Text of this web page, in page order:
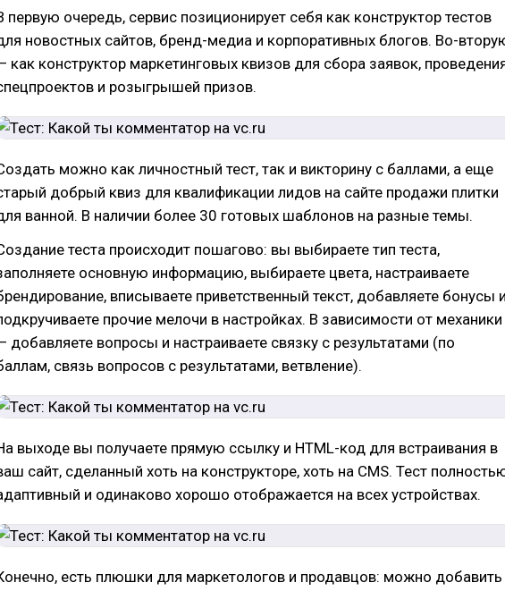
первую очередь, сервис позиционирует себя как конструктор тестов
новостных сайтов, бренд-медиа и корпоративных блогов. Во-
как конструктор маркетинговых квизов для сбора заявок,
и розыгрышей призов.
можно как личностный тест, так и викторину с баллами, а еще
добрый квиз для квалификации лидов на сайте продажи плитки
ванной. В наличии более 30 готовых шаблонов на разные темы.
теста происходит пошагово: вы выбираете тип теста,
основную информацию, выбираете цвета, настраиваете
вписываете приветственный текст, добавляете бонусы
прочие мелочи в настройках. В зависимости от механики
добавляете вопросы и настраиваете связку с результатами (по
связь вопросов с результатами, ветвление).
выходе вы получаете прямую ссылку и HTML-код для встраивания в
сайт, сделанный хоть на конструкторе, хоть на CMS. Тест
и одинаково хорошо отображается на всех устройствах.
есть плюшки для маркетологов и продавцов: можно добавить